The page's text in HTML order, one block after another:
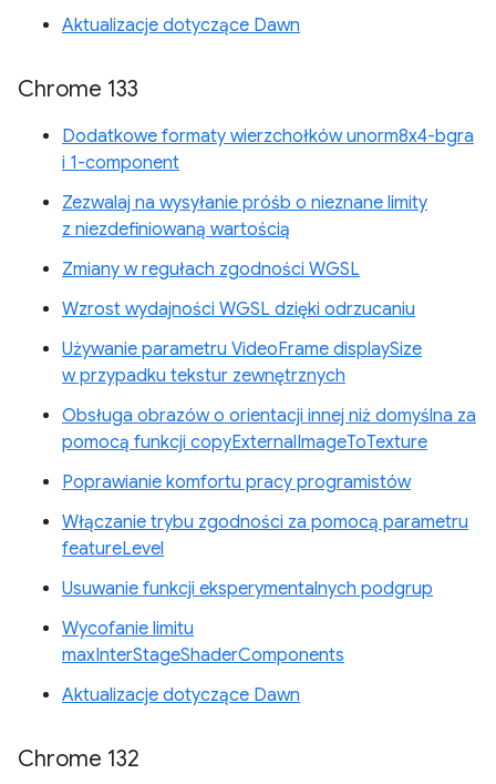
Aktualizacje dotyczące Dawn
Chrome 133
Dodatkowe formaty wierzchołków unorm8x4-bgra
i 1-component
Zezwalaj na wysyłanie próśb o nieznane limity
z niezdefiniowaną wartością
Zmiany w regułach zgodności WGSL
Wzrost wydajności WGSL dzięki odrzucaniu
Używanie parametru VideoFrame displaySize
w przypadku tekstur zewnętrznych
Obsługa obrazów o orientacji innej niż domyślna za
pomocą funkcji copyExternalImageToTexture
Poprawianie komfortu pracy programistów
Włączanie trybu zgodności za pomocą parametru
featureLevel
Usuwanie funkcji eksperymentalnych podgrup
Wycofanie limitu
maxInterStageShaderComponents
Aktualizacje dotyczące Dawn
Chrome 132